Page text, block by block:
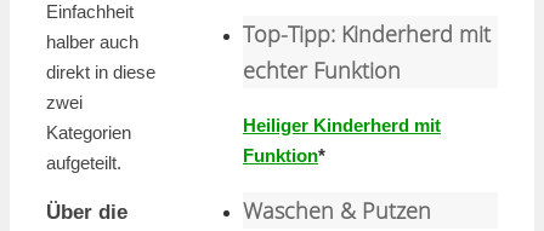
Einfachheit
halber auch
direkt in diese
zwei
Kategorien
aufgeteilt.
Über die
Top-Tipp: Kinderherd mit
echter Funktion
Heiliger Kinderherd mit
Funktion*
Waschen & Putzen